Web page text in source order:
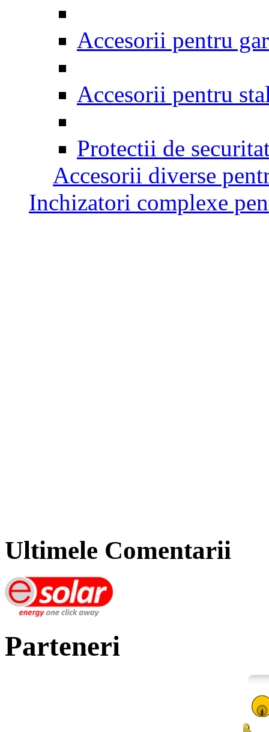
Accesorii pentru
Accesorii pentru
Protectii de
Accesorii diverse
Inchizatori complexe
Ultimele Comentarii
Parteneri